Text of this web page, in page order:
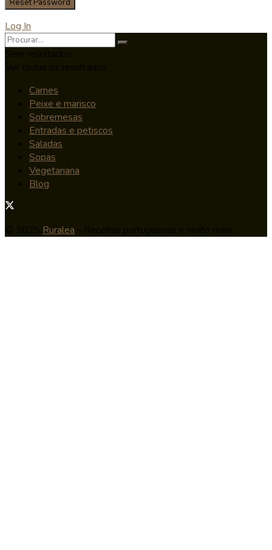
Log In
Carnes
Peixe e marisco
Sobremesas
Entradas e petiscos
Saladas
Sopas
Vegetariana
Blog
Ruralea